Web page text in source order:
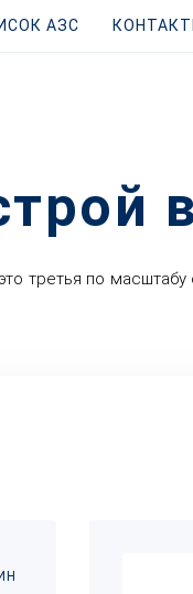
АЗС
третья по